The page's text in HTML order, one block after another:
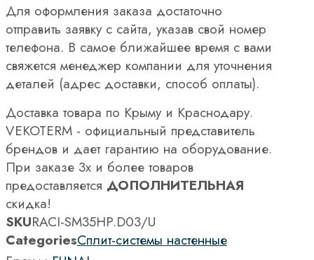
Для оформления заказа достаточно
отправить заявку с сайта, указав свой номер
телефона. В самое ближайшее время с вами
свяжется менеджер компании для уточнения
деталей (адрес доставки, способ оплаты).
Доставка товара по Крыму и Краснодару.
VEKOTERM - официальный представитель
брендов и дает гарантию на оборудование.
При заказе 3х и более товаров
предоставляется ДОПОЛНИТЕЛЬНАЯ
скидка!
SKURACI-SM35HP.D03/U
CategoriesСплит-системы настенные